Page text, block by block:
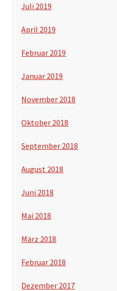
Juli 2019
April 2019
Februar 2019
Januar 2019
November 2018
Oktober 2018
September 2018
August 2018
Juni 2018
Mai 2018
März 2018
Februar 2018
Dezember 2017